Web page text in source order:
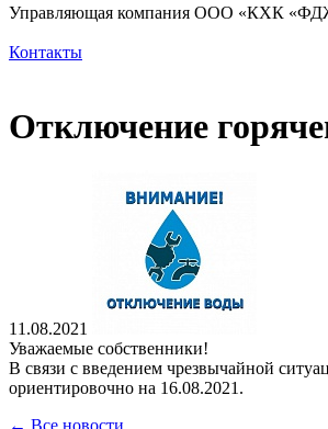
Управляющая компания ООО «КХК
Контакты
Отключение
11.08.2021
Уважаемые собственники!
В связи с введением чрезвычайной
ориентировочно на 16.08.2021.